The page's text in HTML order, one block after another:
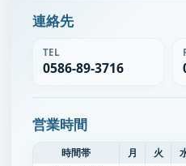
連絡先
TEL
0586-89-3716
営業時間
時間帯 月 火